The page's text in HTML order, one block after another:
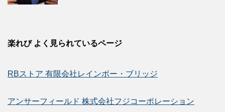
楽れび よく見られているページ
RBストア 有限会社レインボー・ブリッジ
アンサーフィールド 株式会社フジコーポレーション